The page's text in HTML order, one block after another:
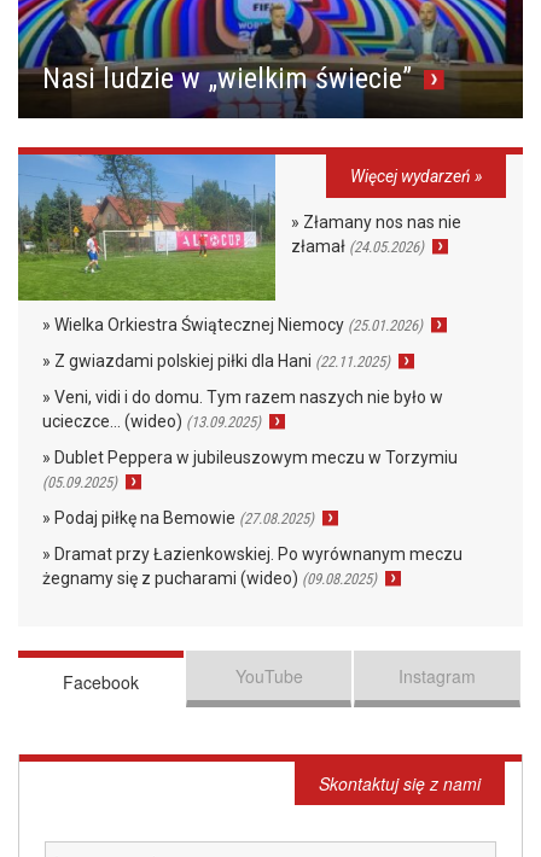
Nasi ludzie w „wielkim świecie”
Więcej wydarzeń »
» Złamany nos nas nie
złamał (24.05.2026)
» Wielka Orkiestra Świątecznej Niemocy (25.01.2026)
» Z gwiazdami polskiej piłki dla Hani (22.11.2025)
» Veni, vidi i do domu. Tym razem naszych nie było w
ucieczce… (wideo) (13.09.2025)
» Dublet Peppera w jubileuszowym meczu w Torzymiu
(05.09.2025)
» Podaj piłkę na Bemowie (27.08.2025)
» Dramat przy Łazienkowskiej. Po wyrównanym meczu
żegnamy się z pucharami (wideo) (09.08.2025)
Facebook YouTube Instagram
Skontaktuj się z nami